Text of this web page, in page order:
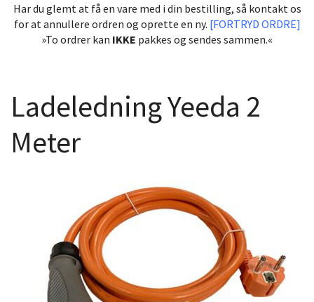
Har du glemt at få en vare med i din bestilling, så kontakt os
for at annullere ordren og oprette en ny. [FORTRYD ORDRE]
»To ordrer kan IKKE pakkes og sendes sammen.«
Ladeledning Yeeda 2
Meter